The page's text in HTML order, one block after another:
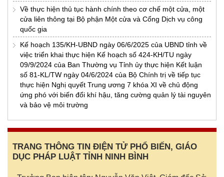
Về thực hiện thủ tục hành chính theo cơ chế một cửa, một
cửa liên thông tại Bộ phận Một cửa và Cổng Dịch vụ công
quốc gia
Kế hoạch 135/KH-UBND ngày 06/6/2025 của UBND tỉnh về
việc triển khai thực hiện Kế hoạch số 424-KH/TU ngày
09/9/2024 của Ban Thường vụ Tỉnh ủy thực hiện Kết luận
số 81-KL/TW ngày 04/6/2024 của Bộ Chính trị về tiếp tục
thực hiện Nghị quyết Trung ương 7 khóa XI về chủ động
ứng phó với biến đổi khí hậu, tăng cường quản lý tài nguyên
và bảo vệ môi trường
TRANG THÔNG TIN ĐIỆN TỬ PHỔ BIẾN, GIÁO
DỤC PHÁP LUẬT TỈNH NINH BÌNH